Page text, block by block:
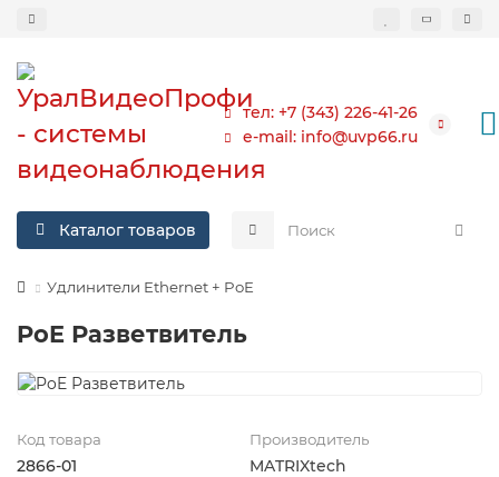
тел: +7 (343) 226-41-26
e-mail: info@uvp66.ru
Каталог товаров
Удлинители Ethernet + PoE
PoE Разветвитель
Код товара
2866-01
Производитель
MATRIXtech